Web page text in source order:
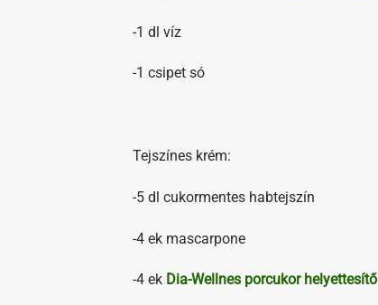
-1 dl víz
-1 csipet só
Tejszínes krém:
-5 dl cukormentes habtejszín
-4 ek mascarpone
-4 ek Dia-Wellnes porcukor helyettesítő